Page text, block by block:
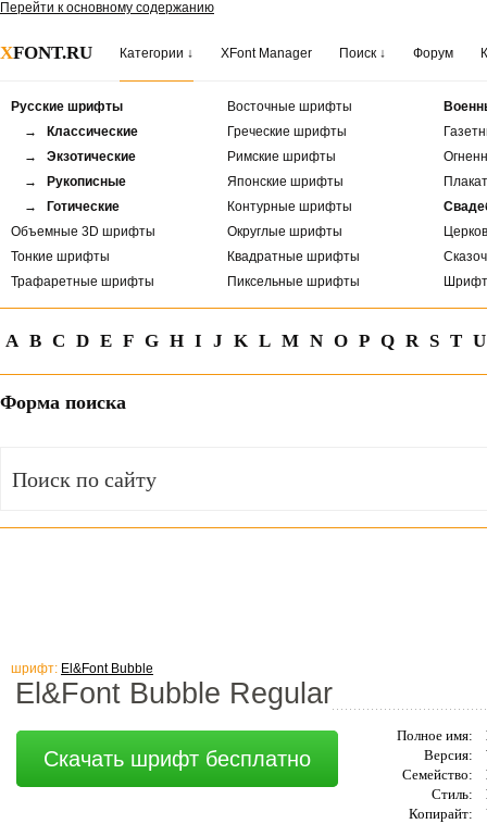
Перейти к основному содержанию
XFONT.RU Категории ↓ XFont Manager Поиск ↓ Форум
Русские шрифты
→ Классические
→ Экзотические
→ Рукописные
→ Готические
Объемные 3D шрифты
Тонкие шрифты
Трафаретные шрифты
Восточные шрифты
Греческие шрифты
Римские шрифты
Японские шрифты
Контурные шрифты
Округлые шрифты
Квадратные шрифты
Пиксельные шрифты
A B C D E F G H I J K L M N O P Q R S T U
Форма поиска
шрифт: El&Font Bubble
El&Font Bubble Regular
Скачать шрифт бесплатно
Полное имя:
Версия:
Семейство:
Стиль:
Копирайт: